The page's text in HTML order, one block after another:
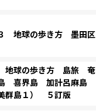
地球の歩き方 墨田区
地球の歩き方 島旅 奄
喜界島 加計呂麻島
美群島１） ５訂版